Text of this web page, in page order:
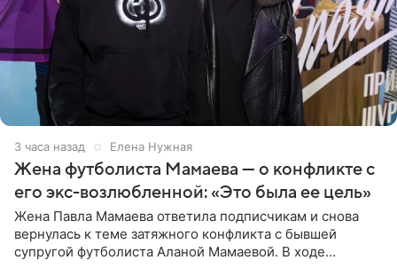
3 часа назад Елена Нужная
Жена футболиста Мамаева — о конфликте с
его экс-возлюбленной: «Это была ее цель»
Жена Павла Мамаева ответила подписчикам и снова
вернулась к теме затяжного конфликта с бывшей
супругой футболиста Аланой Мамаевой. В ходе